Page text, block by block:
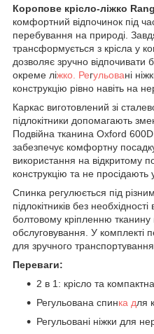
Коропове крісло-ліжко
комфортний відпочинок під
перебування на природі.
трансформується з крісла у
дозволяє зручно відпочивати
окреме ліжко. Регульовані
конструкцію рівно навіть на
Каркас виготовлений зі
підлокітники допомагають
Подвійна тканина Oxford
забезпечує комфортну
використання на відкритому
конструкцію та не
Спинка регулюється під
підлокітників без
болтовому кріпленню
обслуговування. У комплекті
для зручного
Переваги:
2 в 1: крісло та
Регульована спинка для
Регульовані ніжки для